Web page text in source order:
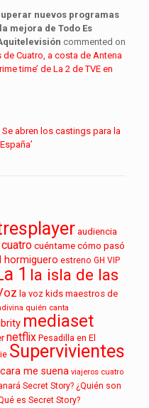
nuevos programas
mejora de Todo Es
commented on
Cuatro, a costa de Antena
time’ de La 2 de TVE en
Se abren los castings para la
audiencia
cuatrocuéntame cómo pasó
hormiguero estreno GH VIP
1 la isla de las
la voz kids maestros de
quién canta
mediaset
netflix Pesadilla en El
Supervivientes
me suena viajeros cuatro
Secret Story? ¿Quién son
es Secret Story?